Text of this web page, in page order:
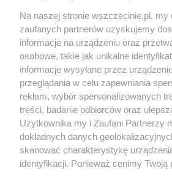
Wernisaże
Więcej
Partnerzy
Praca Szczecin
Na naszej stronie wszczecinie.pl, my
zaufanych partnerów uzyskujemy
informacje na urządzeniu oraz
osobowe, takie jak unikalne
informacje wysyłane przez
przeglądania w celu zapewniania
reklam, wybór spersonalizowanych
treści, badanie odbiorców oraz
Użytkownika my i Zaufani Partnerzy
dokładnych danych
skanować charakterystykę
identyfikacji. Ponieważ cenimy